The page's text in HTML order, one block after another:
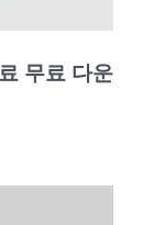
무료 다운